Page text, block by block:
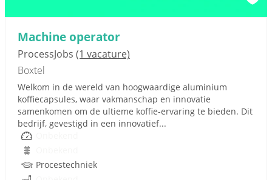
Machine operator
ProcessJobs (1 vacature)
Boxtel
Welkom in de wereld van hoogwaardige aluminium
koffiecapsules, waar vakmanschap en innovatie
samenkomen om de ultieme koffie-ervaring te bieden. Dit
bedrijf, gevestigd in een innovatief...
Procestechniek